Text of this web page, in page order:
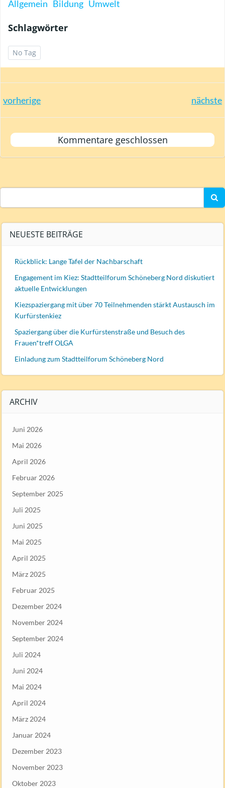
Allgemein Bildung Umwelt
Schlagwörter
No Tag
Post
navigation
vorherige
navigation
nächste
Kommentare geschlossen
for:
NEUESTE BEITRÄGE
Rückblick: Lange Tafel der Nachbarschaft
Engagement im Kiez: Stadtteilforum Schöneberg Nord diskutiert
aktuelle Entwicklungen
Kiezspaziergang mit über 70 Teilnehmenden stärkt Austausch im
Kurfürstenkiez
Spaziergang über die Kurfürstenstraße und Besuch des
Frauen*treff OLGA
Einladung zum Stadtteilforum Schöneberg Nord
ARCHIV
Juni 2026
Mai 2026
April 2026
Februar 2026
September 2025
Juli 2025
Juni 2025
Mai 2025
April 2025
März 2025
Februar 2025
Dezember 2024
November 2024
September 2024
Juli 2024
Juni 2024
Mai 2024
April 2024
März 2024
Januar 2024
Dezember 2023
November 2023
Oktober 2023